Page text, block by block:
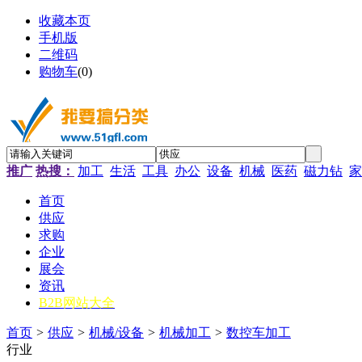
收藏本页
手机版
二维码
购物车(0)
推广 热搜： 加工 生活 工具 办公 设备 机械 医药 磁力钻
首页
供应
求购
企业
展会
资讯
B2B网站大全
首页 > 供应 > 机械/设备 > 机械加工 > 数控车加工
行业